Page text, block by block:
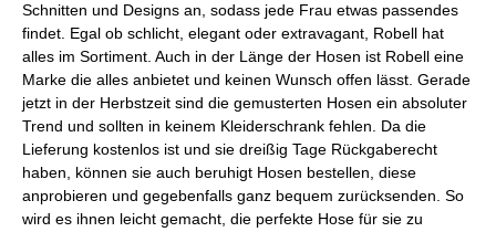
Schnitten und Designs an, sodass jede Frau etwas passendes
findet. Egal ob schlicht, elegant oder extravagant, Robell hat
alles im Sortiment. Auch in der Länge der Hosen ist Robell eine
Marke die alles anbietet und keinen Wunsch offen lässt. Gerade
jetzt in der Herbstzeit sind die gemusterten Hosen ein absoluter
Trend und sollten in keinem Kleiderschrank fehlen. Da die
Lieferung kostenlos ist und sie dreißig Tage Rückgaberecht
haben, können sie auch beruhigt Hosen bestellen, diese
anprobieren und gegebenfalls ganz bequem zurücksenden. So
wird es ihnen leicht gemacht, die perfekte Hose für sie zu